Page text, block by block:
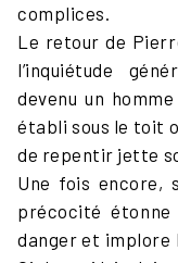
complices.
Le retour de
l’inquiétude
devenu un
établi sous le toit
de repentir jette
Une fois encore,
précocité
danger et implore